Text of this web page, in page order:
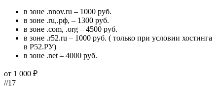
в зоне .nnov.ru – 1000 руб.
в зоне .ru,.рф, – 1300 руб.
в зоне .com, .org – 4500 руб.
в зоне .r52.ru – 1000 руб. ( только при условии хостинга
в Р52.РУ)
в зоне .net – 4000 руб.
от 1 000 ₽
//17